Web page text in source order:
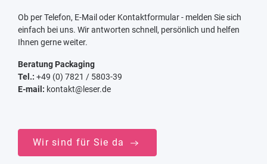
Ob per Telefon, E-Mail oder Kontaktformular - melden Sie sich
einfach bei uns. Wir antworten schnell, persönlich und helfen
Ihnen gerne weiter.
Beratung Packaging
Tel.: +49 (0) 7821 / 5803-39
E-mail: kontakt@leser.de
Wir sind für Sie da